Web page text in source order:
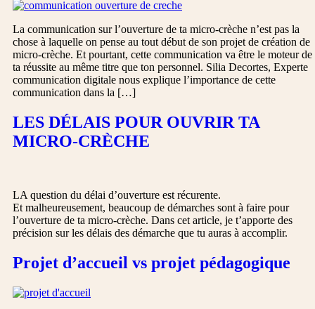
La communication sur l’ouverture de ta micro-crèche n’est pas la
chose à laquelle on pense au tout début de son projet de création de
micro-crèche. Et pourtant, cette communication va être le moteur de
ta réussite au même titre que ton personnel. Silia Decortes, Experte
communication digitale nous explique l’importance de cette
communication dans la […]
LES DÉLAIS POUR OUVRIR TA
MICRO-CRÈCHE
LA question du délai d’ouverture est récurente.
Et malheureusement, beaucoup de démarches sont à faire pour
l’ouverture de ta micro-crèche. Dans cet article, je t’apporte des
précision sur les délais des démarche que tu auras à accomplir.
Projet d’accueil vs projet pédagogique